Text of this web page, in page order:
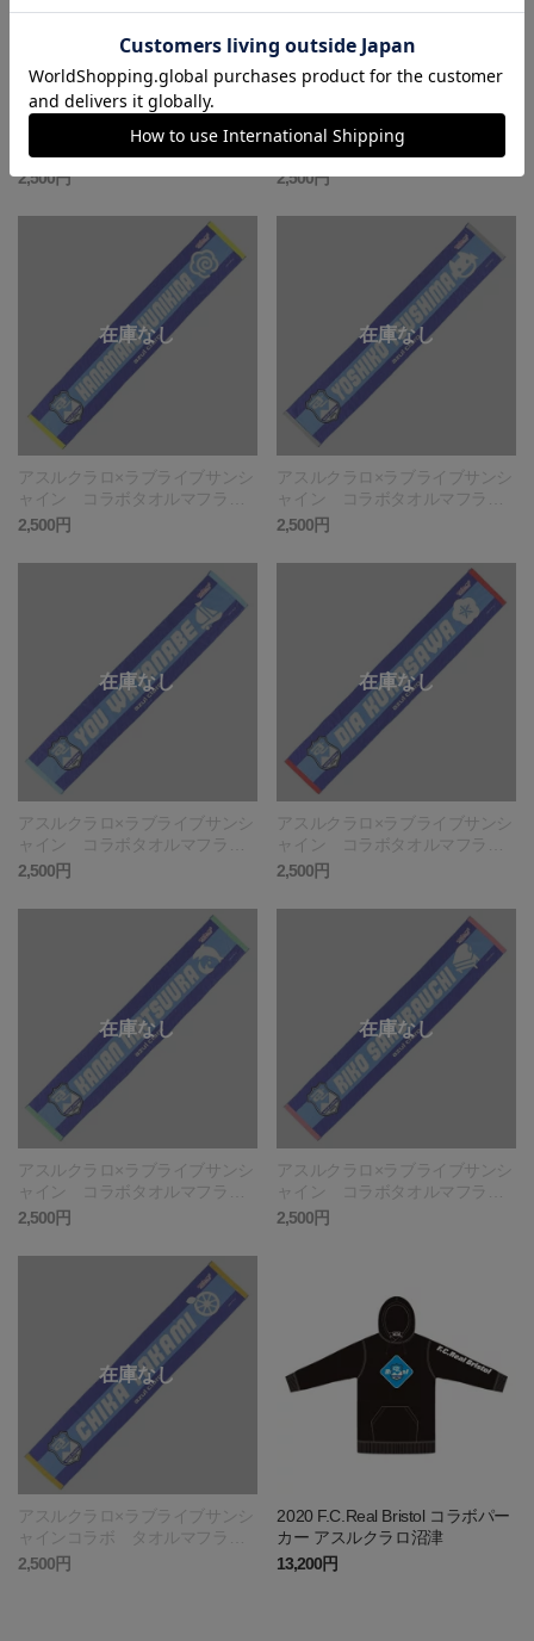
アスルクラロ×ラブライブサンシ
ャイン コラボタオルマフラ
ー 黒澤ルビィ RUBY_KUROS
2,500円
アスルクラロ×ラブライブサンシ
ャイン コラボタオルマフラ
ー 小原鞠莉 MARI_OHARA
2,500円
アスルクラロ×ラブライブサンシ
ャイン コラボタオルマフラ
ー 国木田花丸 HANAMARU_K
2,500円
アスルクラロ×ラブライブサンシ
ャイン コラボタオルマフラ
ー 津島善子 YOSHIKO_TSUS
2,500円
アスルクラロ×ラブライブサンシ
ャイン コラボタオルマフラ
ー 渡辺曜 YOU_WATANABE
2,500円
アスルクラロ×ラブライブサンシ
ャイン コラボタオルマフラ
ー 黒澤ダイヤ DIA_KUROSA
2,500円
アスルクラロ×ラブライブサンシ
ャイン コラボタオルマフラ
ー 松浦果南 KANAN_MATSU
2,500円
アスルクラロ×ラブライブサンシ
ャイン コラボタオルマフラ
ー 桜内梨子 RIKO_SAKURAU
2,500円
アスルクラロ×ラブライブサンシ
ャインコラボ タオルマフラ
ー 高海千歌 CHIKA_TAKAMI
2,500円
2020 F.C.Real Bristol コラボパー
カー アスルクラロ沼津
13,200円